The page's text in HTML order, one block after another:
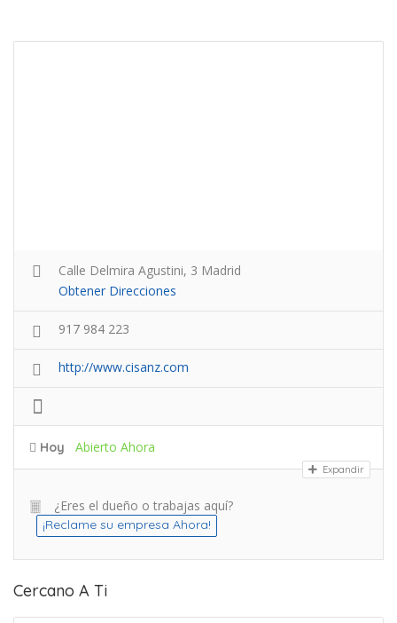
Calle Delmira Agustini, 3 Madrid
Obtener Direcciones
917 984 223
http://www.cisanz.com
Hoy Abierto Ahora
Expandir
¿Eres el dueño o trabajas aquí?
¡Reclame su empresa Ahora!
Cercano A Ti